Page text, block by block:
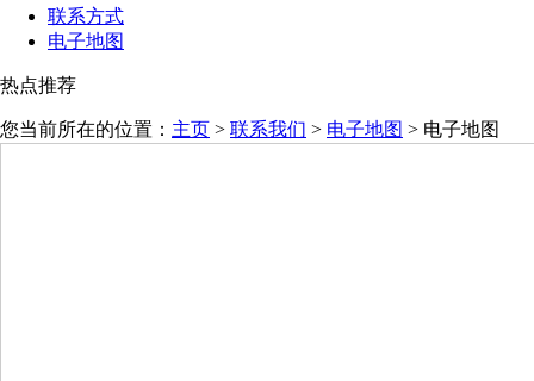
联系方式
电子地图
热点推荐
您当前所在的位置： 主页 > 联系我们 > 电子地图 > 电子地图